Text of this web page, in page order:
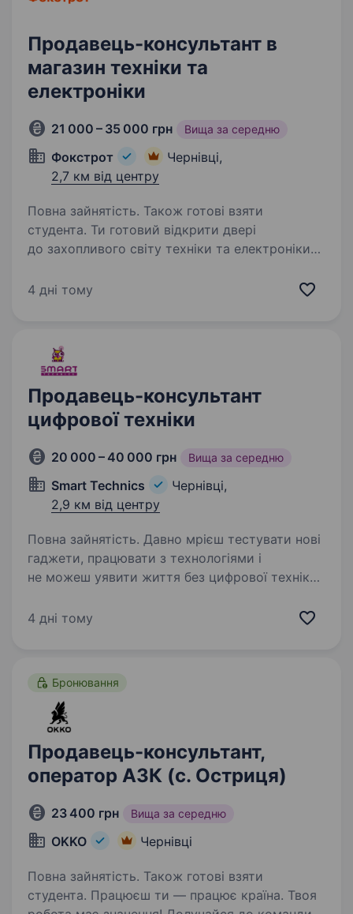
Продавець-консультант в
магазин техніки та
електроніки
21 000 – 35 000 грн Вища за середню
Фокстрот
Чернівці,
2,7 км від центру
Повна зайнятість. Також готові взяти
студента. Ти готовий відкрити двері
до захопливого світу техніки та електроніки?
справжнім експертом у цьому напрямку? Тоді
4 дні тому
Продавець-консультант
цифрової техніки
20 000 – 40 000 грн Вища за середню
Smart Technics
Чернівці,
2,9 км від центру
Повна зайнятість. Давно мрієш тестувати нові
гаджети, працювати з технологіями і
не можеш уявити життя без цифрової техніки?
Компанія «Smart Technics», яка вже 17 років
4 дні тому
Бронювання
Продавець-консультант,
оператор АЗК (с. Остриця)
23 400 грн Вища за середню
OKKO Чернівці
Повна зайнятість. Також готові взяти
студента. Працюєш ти — працює країна. Твоя